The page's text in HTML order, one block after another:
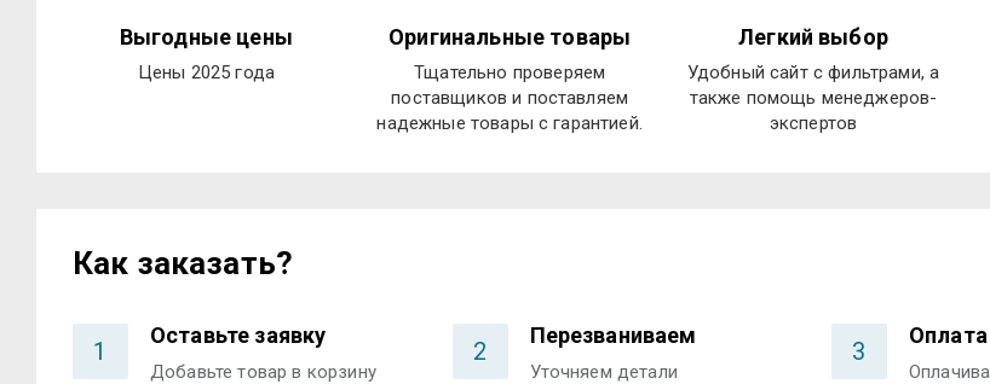
Выгодные цены
Цены 2025 года
Оригинальные товары
Тщательно проверяем
поставщиков и поставляем
надежные товары с гарантией.
Легкий выбор
Удобный сайт с фильтрами, а
также помощь менеджеров-
экспертов
Как заказать?
1
Оставьте заявку
Добавьте товар в корзину
2
Перезваниваем
Уточняем детали
3
Оплата